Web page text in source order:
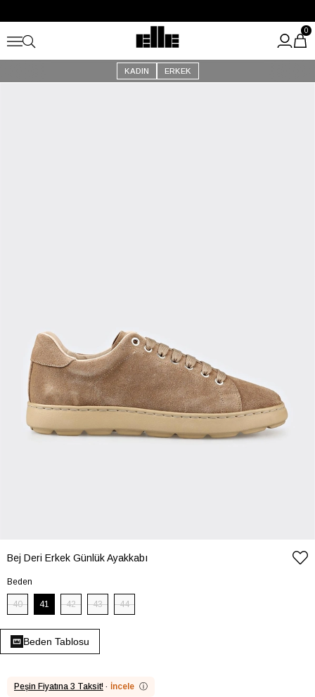
Kargo Ücretsiz!
KADIN ERKEK
0
Bej Deri Erkek Günlük Ayakkabı
Beden
40 41 42 43 44
Beden Tablosu
Peşin Fiyatına 3 Taksit! · İncele ⓘ